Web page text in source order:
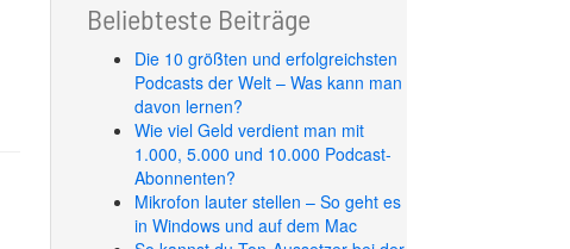
Beliebteste Beiträge
Die 10 größten und erfolgreichsten
Podcasts der Welt – Was kann man
davon lernen?
Wie viel Geld verdient man mit
1.000, 5.000 und 10.000 Podcast-
Abonnenten?
Mikrofon lauter stellen – So geht es
in Windows und auf dem Mac